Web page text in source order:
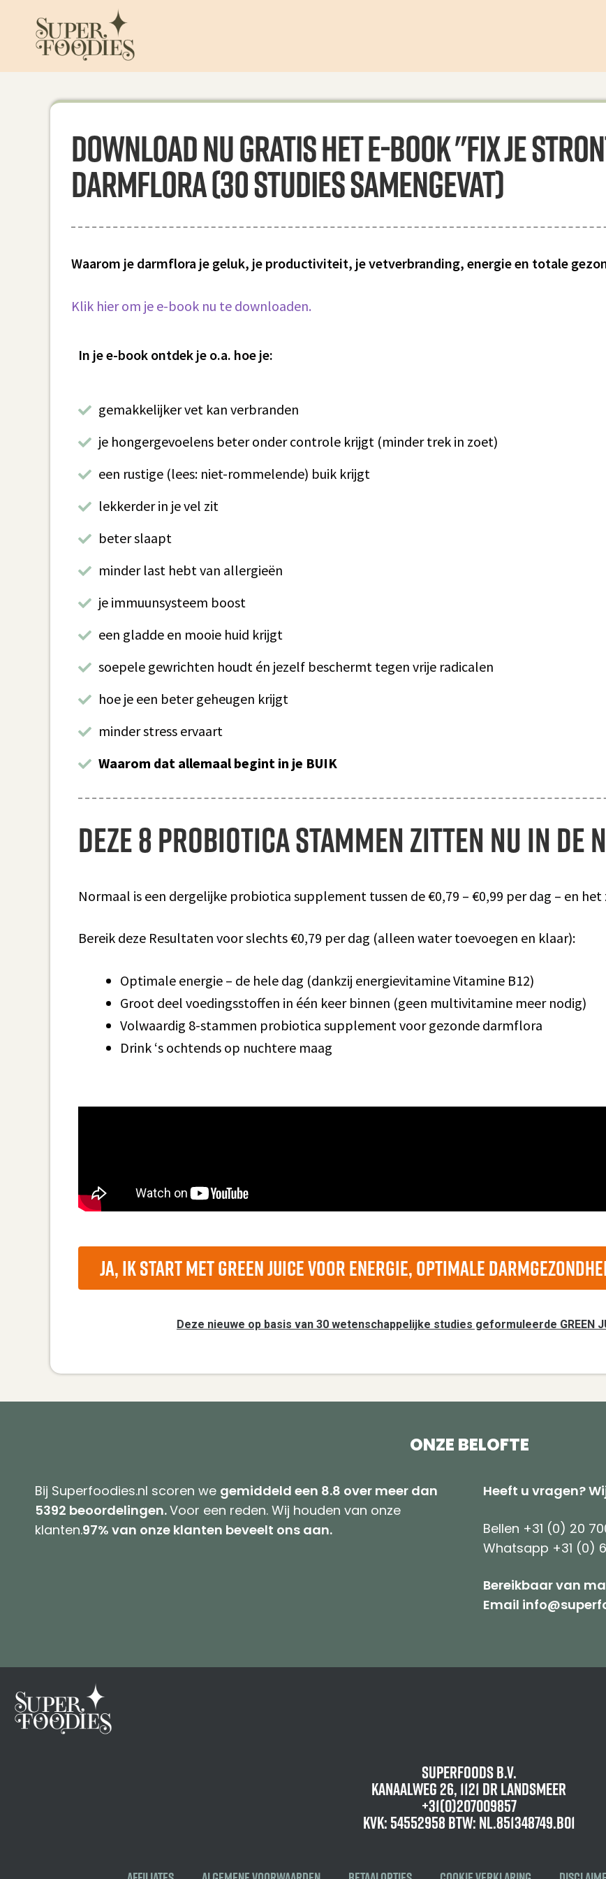
Download nu gratis het e-book "Fix je
darmflora (30 studies samengevat)
Waarom je darmflora je geluk, je productiviteit, je vetverbranding, energie en totale
Klik hier om je e-book nu te downloaden.
In je e-book ontdek je o.a. hoe je:
gemakkelijker vet kan verbranden
je hongergevoelens beter onder controle krijgt (minder trek in zoet)
een rustige (lees: niet-rommelende) buik krijgt
lekkerder in je vel zit
beter slaapt
minder last hebt van allergieën
je immuunsysteem boost
een gladde en mooie huid krijgt
soepele gewrichten houdt én jezelf beschermt tegen vrije radicalen
hoe je een beter geheugen krijgt
minder stress ervaart
Waarom dat allemaal begint in je BUIK
Deze 8 probiotica stammen zitten nu in de
Normaal is een dergelijke probiotica supplement tussen de €0,79 – €0,99 per dag – en het
Bereik deze Resultaten voor slechts €0,79 per dag (alleen water toevoegen en klaar):
Optimale energie – de hele dag (dankzij energievitamine Vitamine B12)
Groot deel voedingsstoffen in één keer binnen (geen multivitamine meer nodig)
Volwaardig 8-stammen probiotica supplement voor gezonde darmflora
Drink ‘s ochtends op nuchtere maag
Ja, ik start met Green Juice voor energie, optimale
Deze nieuwe op basis van 30 wetenschappelijke studies geformuleerde GREEN
ONZE BELOFTE
Bij Superfoodies.nl scoren we gemiddeld een 8.8 over meer dan
5392 beoordelingen.Voor een reden. Wij houden van onze
klanten.97% van onze klanten beveelt ons aan.
Heeft u vragen?
Bellen +31 (0) 20
Whatsapp +31 (0)
Bereikbaar van
Email
Superfoods B.V.
Kanaalweg 26, 1121 DR Landsmeer
+31(0)207009857
KvK: 54552958 BTW: NL.851348749.B01